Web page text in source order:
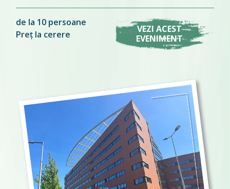
de la 10 persoane
Preț la cerere
VEZI ACEST
EVENIMENT